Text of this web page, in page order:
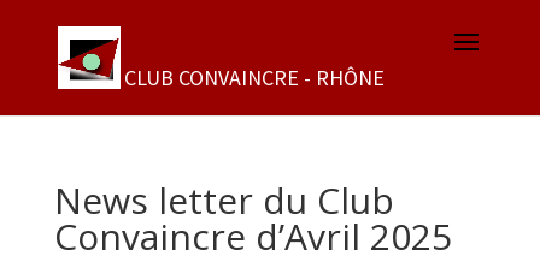
News letter du Club
Convaincre d’Avril 2025